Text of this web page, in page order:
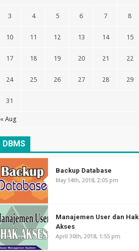
« Aug
3 4 5 6 7 8
10 11 12 13 14 15
17 18 19 20 21 22
24 25 26 27 28 29
31
DBMS
Backup Database
May 14th, 2018, 2:05 pm
Manajemen User dan Hak
Akses
April 30th, 2018, 1:55 pm